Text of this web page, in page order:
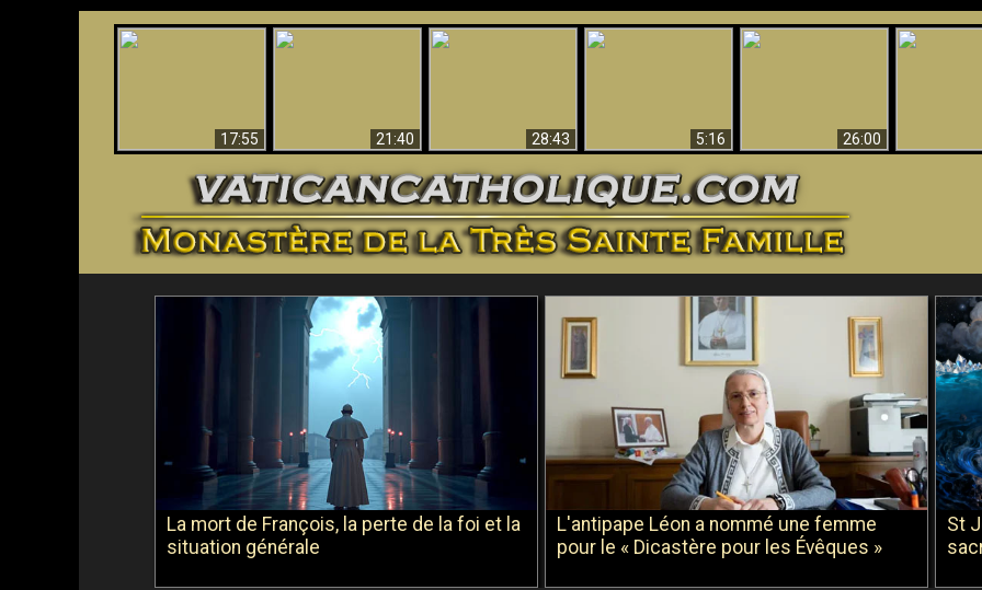
17:55
21:40
28:43
5:16
26:00
La mort de François, la perte de la foi et la
situation générale
L'antipape Léon a nommé une femme
pour le « Dicastère pour les Évêques »
St